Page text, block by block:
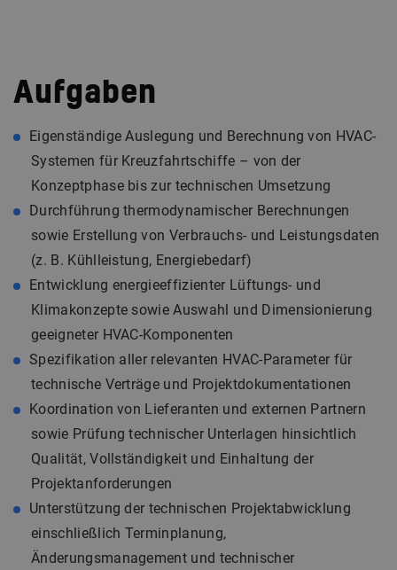
Aufgaben
Eigenständige Auslegung und Berechnung von HVAC-
Systemen für Kreuzfahrtschiffe – von der
Konzeptphase bis zur technischen Umsetzung
Durchführung thermodynamischer Berechnungen
sowie Erstellung von Verbrauchs- und Leistungsdaten
(z. B. Kühlleistung, Energiebedarf)
Entwicklung energieeffizienter Lüftungs- und
Klimakonzepte sowie Auswahl und Dimensionierung
geeigneter HVAC-Komponenten
Spezifikation aller relevanten HVAC-Parameter für
technische Verträge und Projektdokumentationen
Koordination von Lieferanten und externen Partnern
sowie Prüfung technischer Unterlagen hinsichtlich
Qualität, Vollständigkeit und Einhaltung der
Projektanforderungen
Unterstützung der technischen Projektabwicklung
einschließlich Terminplanung,
Änderungsmanagement und technischer